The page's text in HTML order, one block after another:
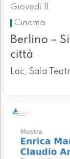
Giovedì 11
Cinema
Berlino –
città
Lac, Sala